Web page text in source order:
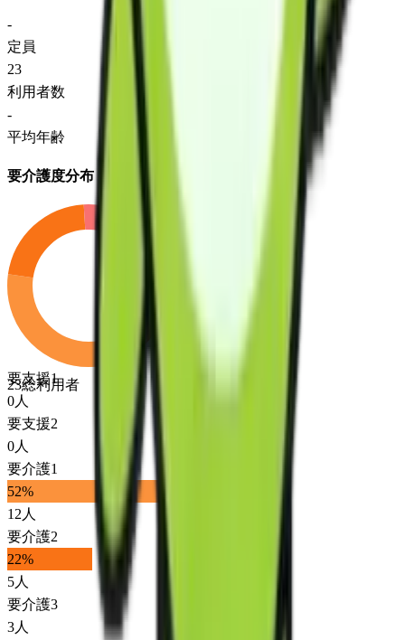
-
定員
23
利用者数
-
平均年齢
要介護度分布
23総利用者
要支援1
0人
要支援2
0人
要介護1
52%
12 人
要介護2
22%
5人
要介護3
3人